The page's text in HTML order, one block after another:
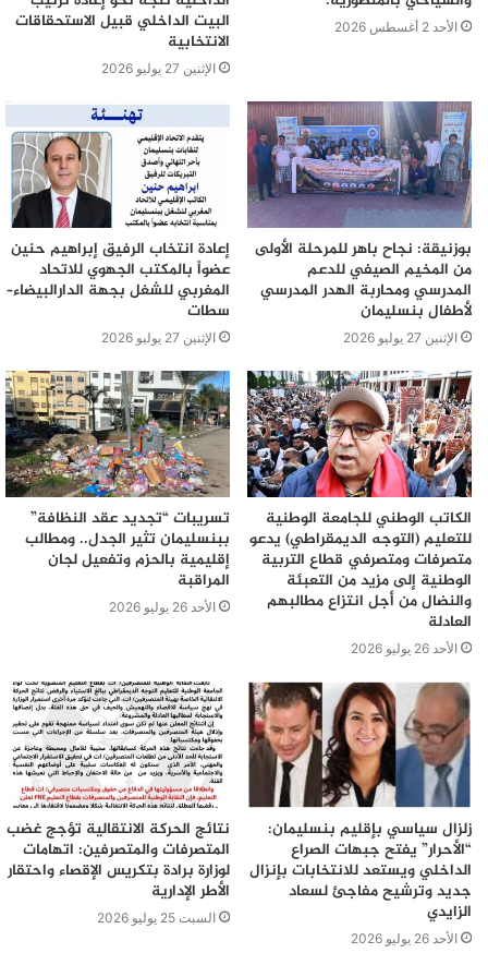
علي خليل عامل الناظور
العربي التويجر عامل تاوريرت
يونس التازي عامل إقليم تطوان
محمد الكروج عامل إقليم الجديدة
محمد قرناشي عامل الفقيه بن صالح
محمد ضرهم عامل إقليم فكيك
إبراهيم ابن إبراهيم عامل بوجدور
حسن ابن الماحي عامل إقليم جرسيف
الأحد 2 أغسطس 2026
البيت الداخلي قبيل الاستحقاقات
الانتخابية
الإثنين 27 يوليو 2026
بوزنيقة: نجاح باهر للمرحلة الأولى
من المخيم الصيفي للدعم
المدرسي ومحاربة الهدر المدرسي
لأطفال بنسليمان
الإثنين 27 يوليو 2026
إعادة انتخاب الرفيق إبراهيم حنين
عضواً بالمكتب الجهوي للاتحاد
المغربي للشغل بجهة الدارالبيضاء–
سطات
الإثنين 27 يوليو 2026
الكاتب الوطني للجامعة الوطنية
للتعليم (التوجه الديمقراطي) يدعو
متصرفات ومتصرفي قطاع التربية
الوطنية إلى مزيد من التعبئة
والنضال من أجل انتزاع مطالبهم
العادلة
الأحد 26 يوليو 2026
تسريبات “تجديد عقد النظافة”
ببنسليمان تثير الجدل.. ومطالب
إقليمية بالحزم وتفعيل لجان
المراقبة
الأحد 26 يوليو 2026
زلزال سياسي بإقليم بنسليمان:
“الأحرار” يفتح جبهات الصراع
الداخلي ويستعد للانتخابات بإنزال
جديد وترشيح مفاجئ لسعاد
الزايدي
الأحد 26 يوليو 2026
نتائج الحركة الانتقالية تؤجج غضب
المتصرفات والمتصرفين: اتهامات
لوزارة برادة بتكريس الإقصاء واحتقار
الأطر الإدارية
السبت 25 يوليو 2026